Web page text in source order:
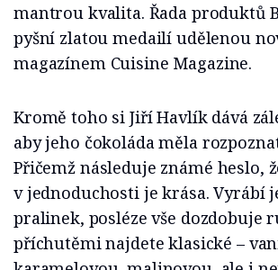
mantrou kvalita. Řada produktů
pyšní zlatou medailí udělenou
magazínem Cuisine Magazine.
Kromě toho si Jiří Havlík dává
aby jeho čokoláda měla
Přičemž následuje známé heslo,
v jednoduchosti je krása. Vyrábí
pralinek, posléze vše dozdobuje
příchutěmi najdete klasické –